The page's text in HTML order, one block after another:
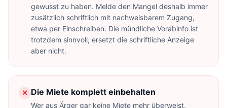
gewusst zu haben. Melde den Mangel deshalb immer
zusätzlich schriftlich mit nachweisbarem Zugang,
etwa per Einschreiben. Die mündliche Vorabinfo ist
trotzdem sinnvoll, ersetzt die schriftliche Anzeige
aber nicht.
✕ Die Miete komplett einbehalten
Wer aus Ärger gar keine Miete mehr überweist,